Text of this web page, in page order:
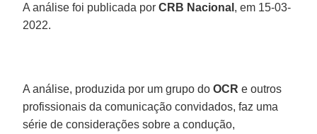
A análise foi publicada porCRB Nacional , em 15-03-
2022.
A análise, produzida por um grupo doOCR e outros
profissionais da comunicação convidados, faz uma
série de considerações sobre a condução,